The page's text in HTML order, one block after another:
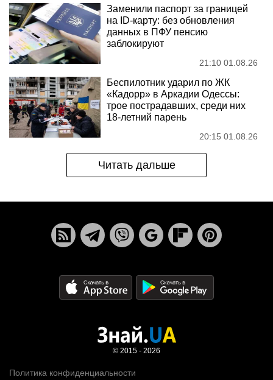
Заменили паспорт за границей
на ID-карту: без обновления
данных в ПФУ пенсию
заблокируют
21:10 01.08.26
Беспилотник ударил по ЖК
«Кадорр» в Аркадии Одессы:
трое пострадавших, среди них
18-летний парень
20:15 01.08.26
Читать дальше
Политика конфиденциальности
© 2015 - 2026